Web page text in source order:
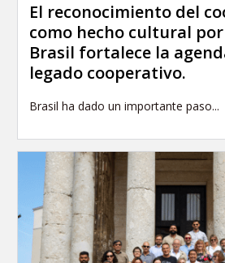
El reconocimiento del
como hecho cultural
Brasil fortalece la
legado cooperativo.
Brasil ha dado un importante paso...